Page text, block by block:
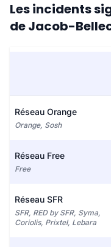
Les incidents
de Jacob-
Réseau Orange
Orange, Sosh
Réseau Free
Free
Réseau SFR
SFR, RED by SFR, Syma,
Coriolis, Prixtel, Lebara